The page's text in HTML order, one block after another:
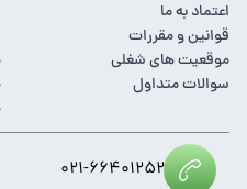
اعتماد به ما
قوانین و مقررات
موقعیت های شغلی
سوالات متداول
۰۲۱-۶۶۴۰۱۲۵۲